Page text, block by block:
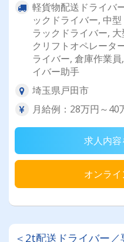
軽貨物配送ドライバ
ックドライバー, 中
ラックドライバー,
クリフトオペレータ
ライバー, 倉庫作業
イバー助手
埼玉県戸田市
月給例：28万円～40
求人内容
オンラ
＜2t配送ドライバー